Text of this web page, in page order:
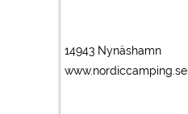
14943 Nynäshamn
www.nordiccamping.se